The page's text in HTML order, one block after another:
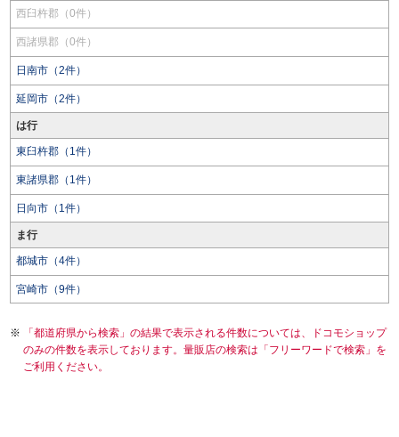
西臼杵郡（0件）
西諸県郡（0件）
日南市（2件）
延岡市（2件）
は行
東臼杵郡（1件）
東諸県郡（1件）
日向市（1件）
ま行
都城市（4件）
宮崎市（9件）
「都道府県から検索」の結果で表示される件数については、ドコモショップ
のみの件数を表示しております。量販店の検索は「フリーワードで検索」を
ご利用ください。